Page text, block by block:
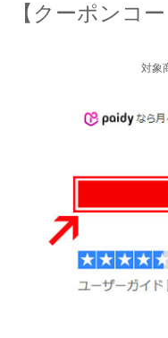
【クーポンコ
対象